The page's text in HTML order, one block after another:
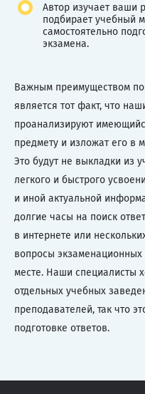
Автор изучает ваши
подбирает учебный
самостоятельно
экзамена.
Важным преимуществом
является тот факт, что
проанализируют
предмету и изложат его в
Это будут не выкладки из
легкого и быстрого
и иной актуальной
долгие часы на поиск
в интернете или
вопросы
месте. Наши специалисты
отдельных учебных
преподавателей, так что
подготовке ответов.